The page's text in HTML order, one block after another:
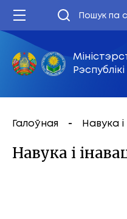
Галоўная Навука і
Навука і